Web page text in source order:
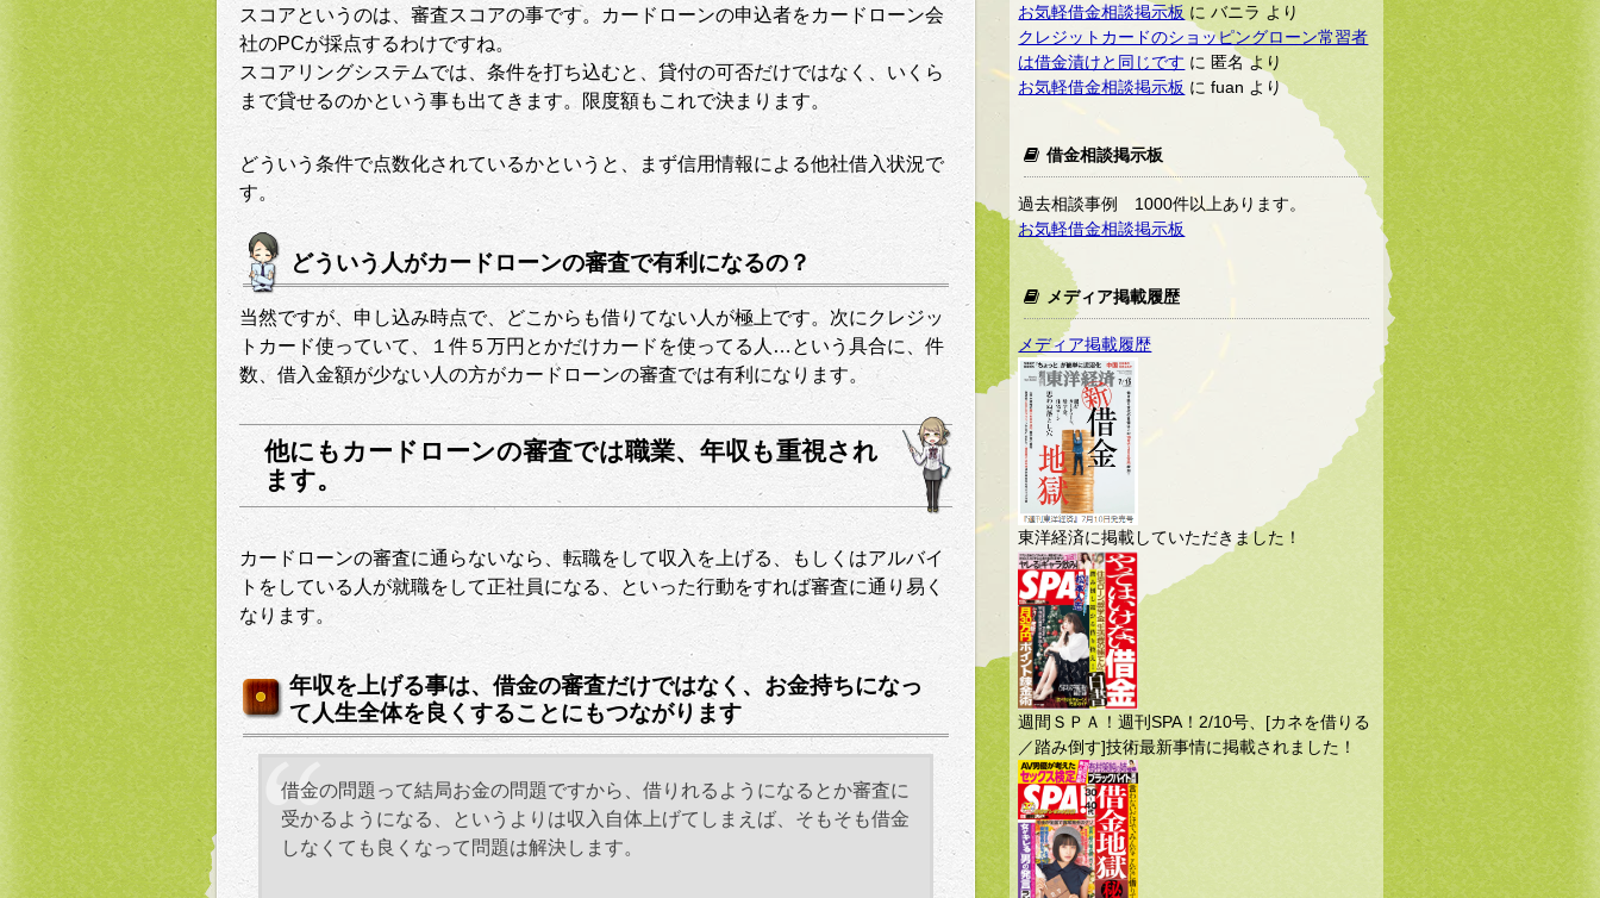
スコアというのは、審査スコアの事です。カードローンの申込者をカードローン会
社のPCが採点するわけですね。
スコアリングシステムでは、条件を打ち込むと、貸付の可否だけではなく、いくら
まで貸せるのかという事も出てきます。限度額もこれで決まります。
どういう条件で点数化されているかというと、まず信用情報による他社借入状況で
す。
どういう人がカードローンの審査で有利になるの？
当然ですが、申し込み時点で、どこからも借りてない人が極上です。次にクレジッ
トカード使っていて、１件５万円とかだけカードを使ってる人…という具合に、件
数、借入金額が少ない人の方がカードローンの審査では有利になります。
他にもカードローンの審査では職業、年収も重視され
ます。
カードローンの審査に通らないなら、転職をして収入を上げる、もしくはアルバイ
トをしている人が就職をして正社員になる、といった行動をすれば審査に通り易く
なります。
年収を上げる事は、借金の審査だけではなく、お金持ちになっ
て人生全体を良くすることにもつながります
借金の問題って結局お金の問題ですから、借りれるようになるとか審査に
受かるようになる、というよりは収入自体上げてしまえば、そもそも借金
しなくても良くなって問題は解決します。
お気軽借金相談掲示板 にバニラ より
クレジットカードのショッピングローン常習者
は借金漬けと同じです に 匿名より
お気軽借金相談掲示板 にfuan より
借金相談掲示板
過去相談事例 1000件以上あります。
お気軽借金相談掲示板
メディア掲載履歴
メディア掲載履歴
東洋経済に掲載していただきました！
週間ＳＰＡ！週刊SPA！2/10号、[カネを借りる
／踏み倒す]技術最新事情に掲載されました！